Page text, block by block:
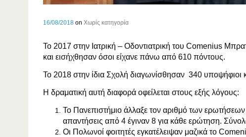
16/08/2018 on Χωρίς κατηγορία
Το 2017 στην Ιατρική – Οδοντιατρική του Comenius
και εισήχθησαν όσοι είχανε πάνω από 610 πόντους.
Το 2018 στην ίδια Σχολή διαγωνίσθησαν 340
Η δραματική αυτή διαφορά οφείλεται στους εξής λόγους:
Το Πανεπιστήμιο άλλαξε τον αριθμό των
απαντήσεις από 4 έγιναν 8 για κάθε ερώτηση.
Οι Πολωνοί φοιτητές εγκατέλειψαν μαζικά το